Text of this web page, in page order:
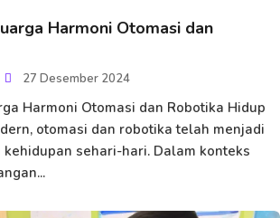
Harmoni Otomasi dan
27 Desember 2024
Harmoni Otomasi dan Robotika Hidup
otomasi dan robotika telah menjadi
sehari-hari. Dalam konteks